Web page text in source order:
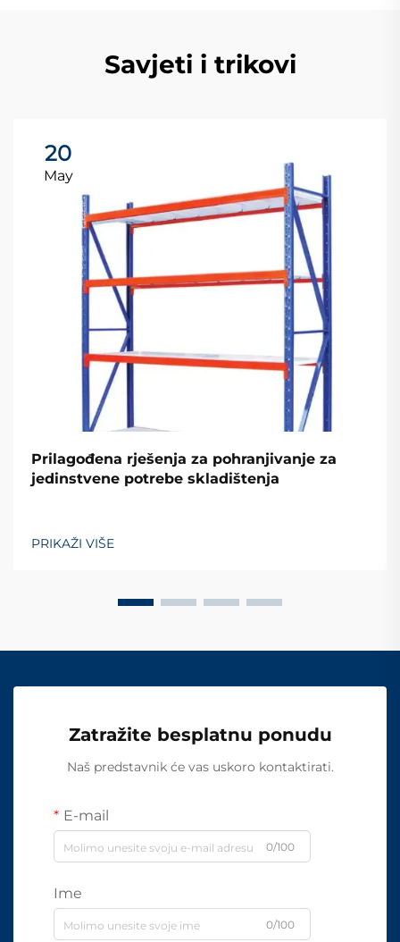
Savjeti i trikovi
20
May
Prilagođena rješenja za pohranjivanje za
jedinstvene potrebe skladištenja
PRIKAŽI VIŠE
Zatražite besplatnu ponudu
Naš predstavnik će vas uskoro kontaktirati.
E-mail
0/100
Ime
0/100